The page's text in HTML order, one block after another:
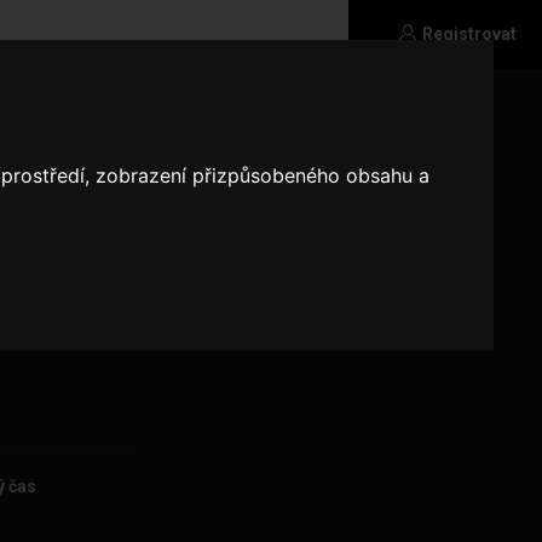
zobrazení přizpůsobeného obsahu a
Registrovat
čas